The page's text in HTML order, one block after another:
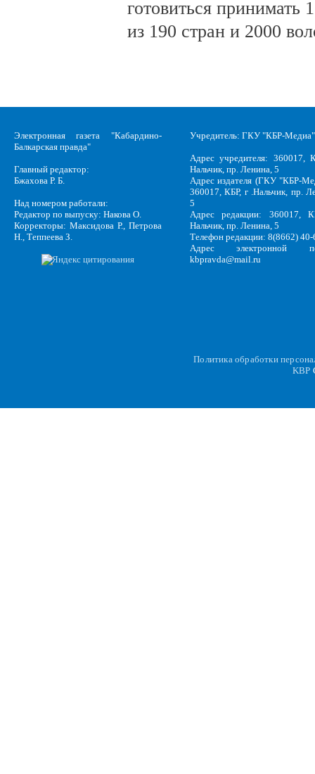
готовиться принимать
из 190 стран и 2000
Электронная газета "Кабардино-
Балкарская правда"
Главный редактор:
Бжахова Р. Б.
Над номером работали:
Редактор по выпуску: Накова О.
Корректоры: Максидова Р., Петрова
Н., Теппеева З.
Учредитель: ГКУ "КБР-Медиа"
Адрес учредителя: 360017,
Нальчик, пр. Ленина, 5
Адрес издателя (ГКУ "КБР-
360017, КБР, г .Нальчик, пр.
5
Адрес редакции: 360017,
Нальчик, пр. Ленина, 5
Телефон редакции: 8(8662)
Адрес электронной
kbpravda@mail.ru
Политика обработки
KBP